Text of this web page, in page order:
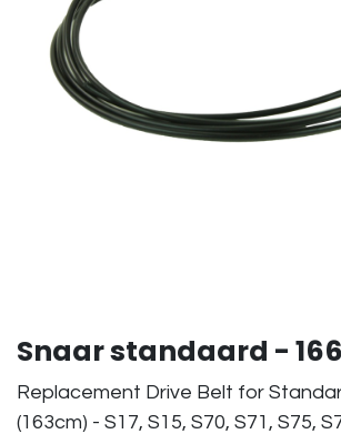
Snaar standaard -
Replacement Drive Belt for
(163cm) - S17, S15, S70, S71, S75,